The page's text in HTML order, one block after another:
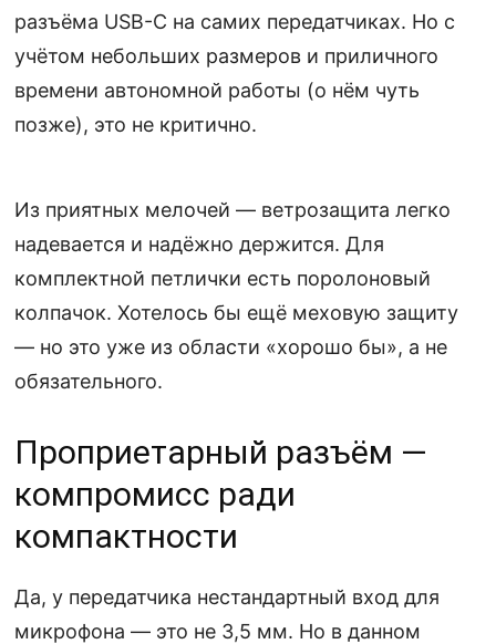
разъёма USB-C на самих передатчиках. Но с
учётом небольших размеров и приличного
времени автономной работы (о нём чуть
позже), это не критично.
Из приятных мелочей — ветрозащита легко
надевается и надёжно держится. Для
комплектной петлички есть поролоновый
колпачок. Хотелось бы ещё меховую защиту
— но это уже из области «хорошо бы», а не
обязательного.
Проприетарный разъём —
компромисс ради
компактности
Да, у передатчика нестандартный вход для
микрофона — это не 3,5 мм. Но в данном